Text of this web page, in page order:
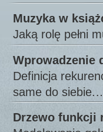
Muzyka w
Jaką rolę pełni
Wprowadzenie
Definicja
same do
Drzewo funkcji